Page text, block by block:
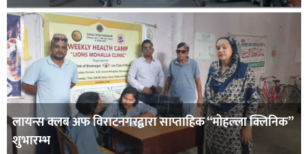
लायन्स क्लब अफ विराटनगरद्वारा साप्ताहिक “मोहल्ला क्लिनिक”
शुभारम्भ